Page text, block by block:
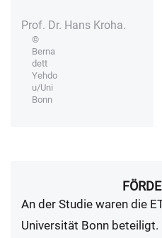
Prof. Dr. Hans Kroha.
©
Berna
dett
Yehdo
u/Uni
Bonn
An der Studie waren die
Universität Bonn